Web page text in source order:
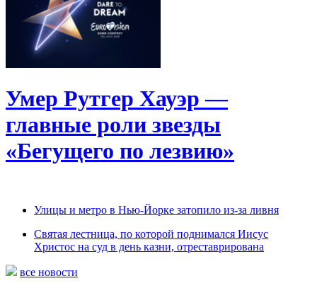
Умер Рутгер Хауэр —
главные роли звезды
«Бегущего по лезвию»
Улицы и метро в Нью-Йорке затопило из-за ливня
Святая лестница, по которой поднимался Иисус
Христос на суд в день казни, отреставрирована
все новости